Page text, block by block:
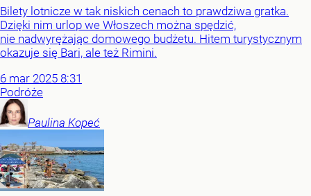
Bilety lotnicze w tak niskich cenach to prawdziwa gratka.
Dzięki nim urlop we Włoszech można spędzić,
nie nadwyrężając domowego budżetu. Hitem turystycznym
okazuje się Bari, ale też Rimini.
6 mar 2025 8:31
Podróże
Paulina Kopeć